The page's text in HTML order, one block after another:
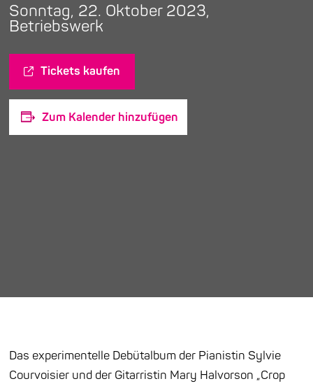
Sonntag, 22. Oktober 2023,
Betriebswerk
Tickets kaufen
Zum Kalender hinzufügen
Das experimentelle Debütalbum der Pianistin Sylvie
Courvoisier und der Gitarristin Mary Halvorson „Crop